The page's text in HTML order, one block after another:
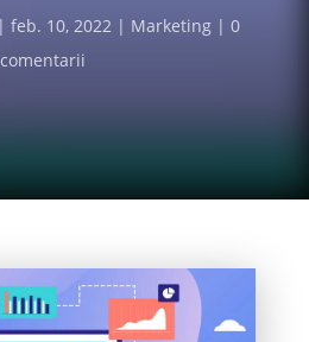
feb. 10, 2022 Marketing
0
comentarii